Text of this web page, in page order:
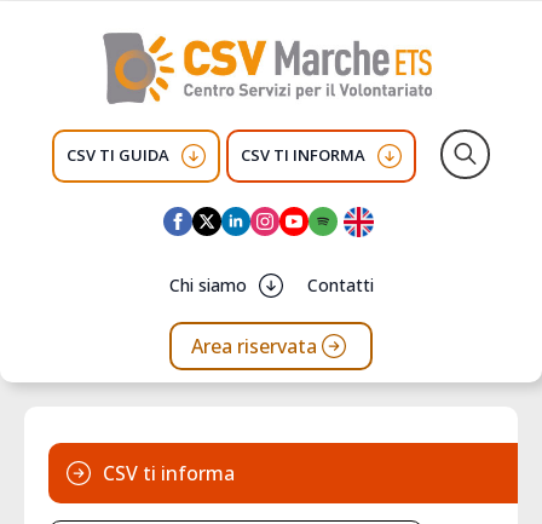
CSV TI GUIDA CSV TI INFORMA
Chi siamo Contatti
Area riservata
CSV ti informa